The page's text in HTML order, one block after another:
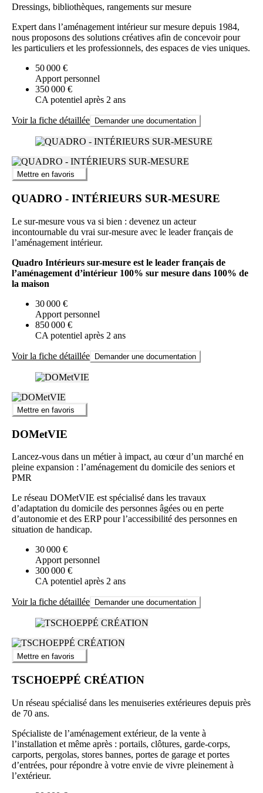
Dressings, bibliothèques, rangements sur mesure
Expert dans l’aménagement intérieur sur mesure depuis 1984,
nous proposons des solutions créatives afin de concevoir pour
les particuliers et les professionnels, des espaces de vies uniques.
50 000 €
Apport personnel
350 000 €
CA potentiel après 2 ans
Voir la fiche détaillée Demander une documentation
Mettre en favoris
QUADRO - INTÉRIEURS SUR-MESURE
Le sur-mesure vous va si bien : devenez un acteur
incontournable du vrai sur-mesure avec le leader français de
l’aménagement intérieur.
Quadro Intérieurs sur-mesure est le leader français de
l’aménagement d’intérieur 100% sur mesure dans 100% de
la maison
30 000 €
Apport personnel
850 000 €
CA potentiel après 2 ans
Voir la fiche détaillée Demander une documentation
Mettre en favoris
DOMetVIE
Lancez-vous dans un métier à impact, au cœur d’un marché en
pleine expansion : l’aménagement du domicile des seniors et
PMR
Le réseau DOMetVIE est spécialisé dans les travaux
d’adaptation du domicile des personnes âgées ou en perte
d’autonomie et des ERP pour l’accessibilité des personnes en
situation de handicap.
30 000 €
Apport personnel
300 000 €
CA potentiel après 2 ans
Voir la fiche détaillée Demander une documentation
Mettre en favoris
TSCHOEPPÉ CRÉATION
Un réseau spécialisé dans les menuiseries extérieures depuis près
de 70 ans.
Spécialiste de l’aménagement extérieur, de la vente à
l’installation et même après : portails, clôtures, garde-corps,
carports, pergolas, stores bannes, portes de garage et portes
d’entrées, pour répondre à votre envie de vivre pleinement à
l’extérieur.